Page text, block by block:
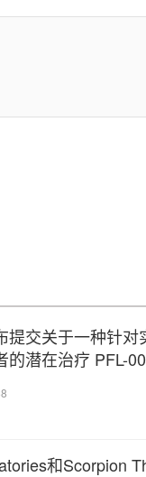
提交关于一种针
的潜在治疗 PFL-
和Scorpion